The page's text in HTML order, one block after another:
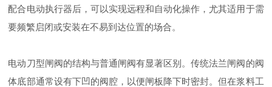
配合电动执行器后，可以实现远程和自动化操作，尤其适用于需
要频繁启闭或安装在不易到达位置的场合。
电动刀型闸阀的结构与普通闸阀有显著区别。传统法兰闸阀的阀
体底部通常设有下凹的阀腔，以便闸板降下时密封。但在浆料工